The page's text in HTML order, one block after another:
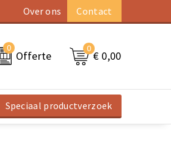
Over ons Contact
0
Offerte
0
€ 0,00
Speciaal productverzoek